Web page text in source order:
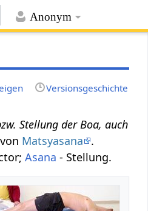
Anonym
Versionsgeschichte
Stellung der Boa, auch
Matsyasana
.
Asana - Stellung.